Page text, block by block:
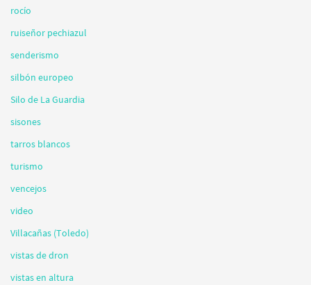
rocío
ruiseñor pechiazul
senderismo
silbón europeo
Silo de La Guardia
sisones
tarros blancos
turismo
vencejos
video
Villacañas (Toledo)
vistas de dron
vistas en altura